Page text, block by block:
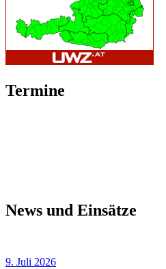
Termine
News und Einsätze
9. Juli 2026